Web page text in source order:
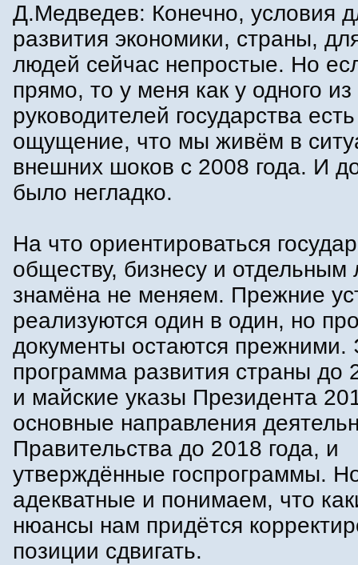
Д.Медведев: Конечно, условия
развития экономики, страны,
людей сейчас непростые. Но
прямо, то у меня как у одного из
руководителей государства есть
ощущение, что мы живём в
внешних шоков с 2008 года. И
было негладко.
На что ориентироваться
обществу, бизнесу и
знамёна не меняем. Прежние
реализуются один в один, но
документы остаются прежними.
программа развития страны до
и майские указы Президента
основные направления
Правительства до 2018 года, и
утверждённые госпрограммы.
адекватные и понимаем, что
нюансы нам придётся
позиции сдвигать.